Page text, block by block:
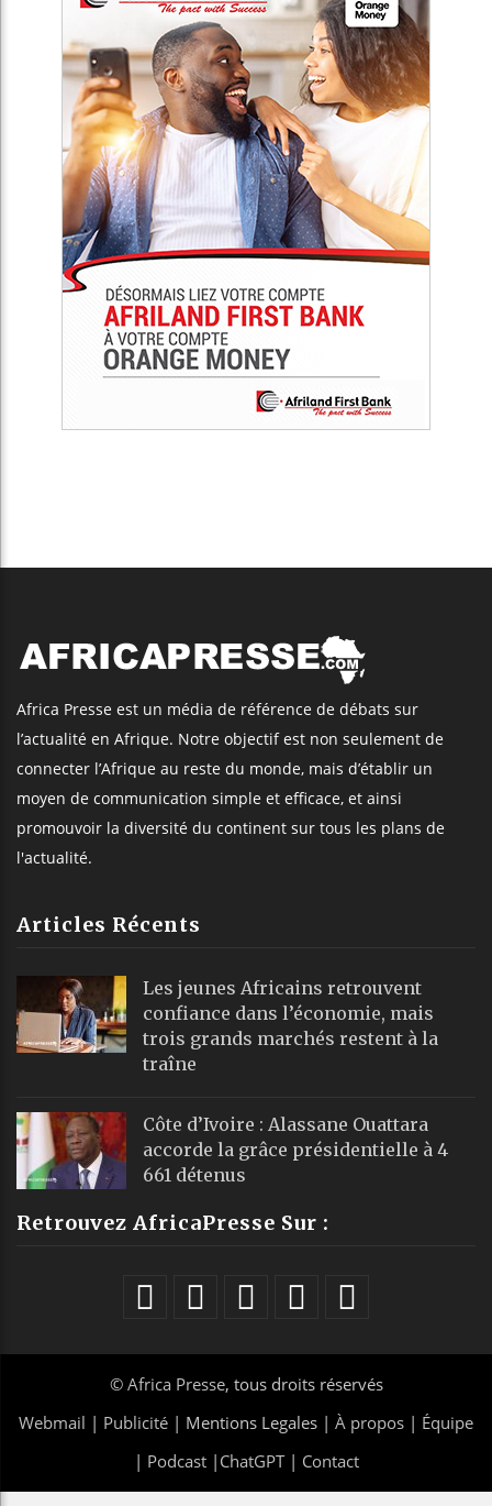
Africa Presse est un média de référence de débats sur
l’actualité en Afrique. Notre objectif est non seulement de
connecter l’Afrique au reste du monde, mais d’établir un
moyen de communication simple et efficace, et ainsi
promouvoir la diversité du continent sur tous les plans de
l'actualité.
Articles Récents
Les jeunes Africains retrouvent
confiance dans l’économie, mais
trois grands marchés restent à la
traîne
Côte d’Ivoire : Alassane Ouattara
accorde la grâce présidentielle à 4
661 détenus
Retrouvez AfricaPresse Sur :
© Africa Presse, tous droits réservés
Webmail | Publicité | Mentions Legales | À propos | Équipe
| Podcast| ChatGPT| Contact